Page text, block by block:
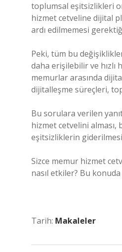
toplumsal eşitsizlikleri
hizmet cetveline dijital
ardı edilmemesi
Peki, tüm bu
daha erişilebilir ve hızlı
memurlar arasında
dijitalleşme süreçleri,
Bu sorulara verilen
hizmet cetvelini
eşitsizliklerin giderilmesi
Sizce memur hizmet
nasıl etkiler? Bu
Tarih: Makaleler